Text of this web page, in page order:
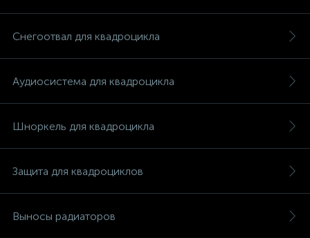
Снегоотвал для квадроцикла
Аудиосистема для квадроцикла
Шноркель для квадроцикла
Защита для квадроциклов
Выносы радиаторов